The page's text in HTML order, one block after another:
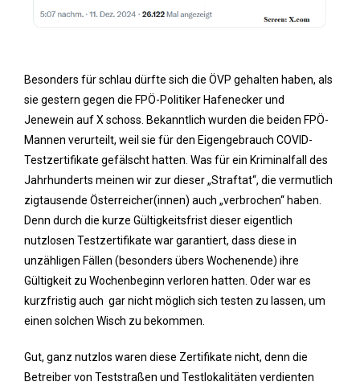
Besonders für schlau dürfte sich die ÖVP gehalten haben, als
sie gestern gegen die FPÖ-Politiker Hafenecker und
Jenewein auf X schoss. Bekanntlich wurden die beiden FPÖ-
Mannen verurteilt, weil sie für den Eigengebrauch COVID-
Testzertifikate gefälscht hatten. Was für ein Kriminalfall des
Jahrhunderts meinen wir zur dieser „Straftat“, die vermutlich
zigtausende Österreicher(innen) auch „verbrochen“ haben.
Denn durch die kurze Gültigkeitsfrist dieser eigentlich
nutzlosen Testzertifikate war garantiert, dass diese in
unzähligen Fällen (besonders übers Wochenende) ihre
Gültigkeit zu Wochenbeginn verloren hatten. Oder war es
kurzfristig auch gar nicht möglich sich testen zu lassen, um
einen solchen Wisch zu bekommen.
Gut, ganz nutzlos waren diese Zertifikate nicht, denn die
Betreiber von Teststraßen und Testlokalitäten verdienten